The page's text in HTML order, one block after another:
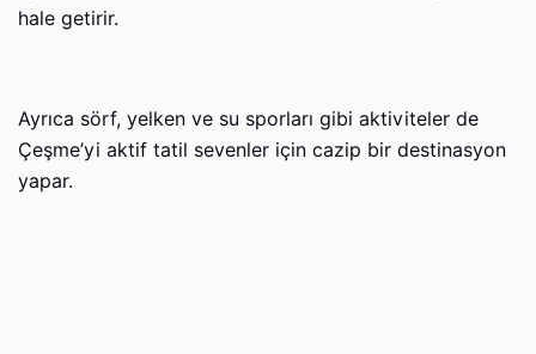
hale getirir.
Ayrıca sörf, yelken ve su sporları gibi aktiviteler de
Çeşme’yi aktif tatil sevenler için cazip bir destinasyon
yapar.